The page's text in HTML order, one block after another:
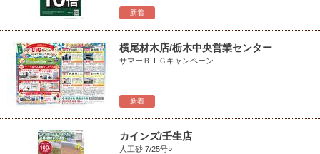
新着
新着
横尾材木店/栃木中央営業センター
サマーＢＩＧキャンペーン
カインズ/壬生店
人工砂 7/25号○